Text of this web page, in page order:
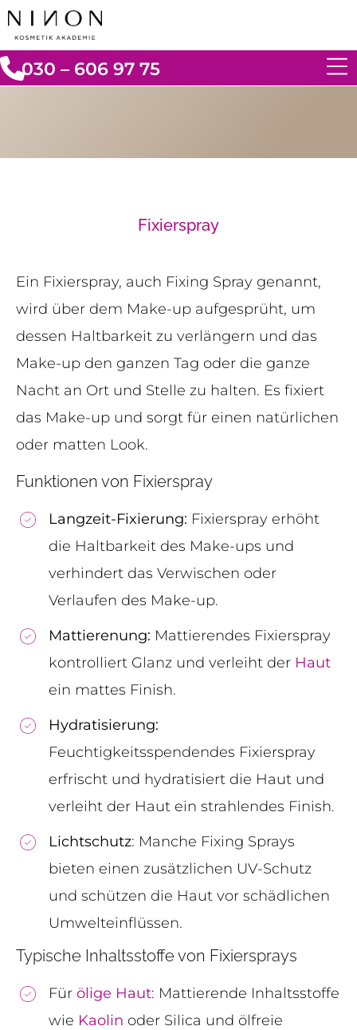
030 – 606 97 75
Fixierspray
Ein Fixierspray, auch Fixing Spray genannt,
wird über dem Make-up aufgesprüht, um
dessen Haltbarkeit zu verlängern und das
Make-up den ganzen Tag oder die ganze
Nacht an Ort und Stelle zu halten. Es fixiert
das Make-up und sorgt für einen natürlichen
oder matten Look.
Funktionen von Fixierspray
Langzeit-Fixierung: Fixierspray erhöht
die Haltbarkeit des Make-ups und
verhindert das Verwischen oder
Verlaufen des Make-up.
Mattierenung: Mattierendes Fixierspray
kontrolliert Glanz und verleiht der Haut
ein mattes Finish.
Hydratisierung:
Feuchtigkeitsspendendes Fixierspray
erfrischt und hydratisiert die Haut und
verleiht der Haut ein strahlendes Finish.
Lichtschutz: Manche Fixing Sprays
bieten einen zusätzlichen UV-Schutz
und schützen die Haut vor schädlichen
Umwelteinflüssen.
Typische Inhaltsstoffe von Fixiersprays
Für ölige Haut: Mattierende Inhaltsstoffe
wie Kaolin oder Silica und ölfreie